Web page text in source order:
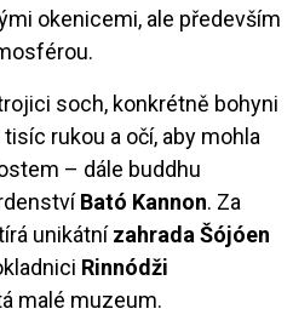
okenicemi, ale především
soch, konkrétně bohyni
rukou a očí, aby mohla
– dále buddhu
Bató Kannon. Za
unikátnízahrada Šójóen
Rinnódži
malé muzeum.